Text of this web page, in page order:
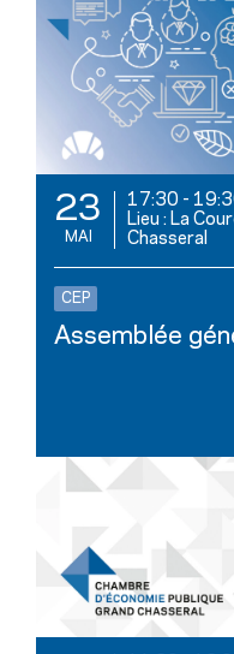
23
MAI
17:30 -
Lieu : La
Chasseral
CEP
Assemblée